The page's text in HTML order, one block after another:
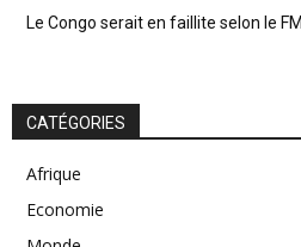
Le Congo serait en faillite selon le FMI
CATÉGORIES
Afrique
Economie